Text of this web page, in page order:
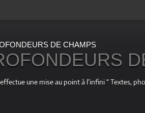
une mise au point à l'infini " Textes,